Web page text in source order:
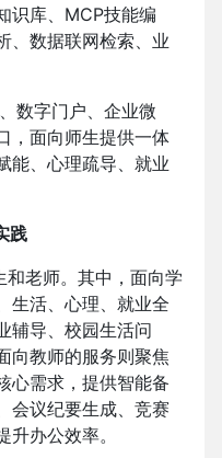
识库、MCP技能编
、数据联网检索、业
数字门户、企业微
，面向师生提供一体
能、心理疏导、就业
践
和老师。其中，面向学
生活、心理、就业全
辅导、校园生活问
向教师的服务则聚焦
心需求，提供智能备
会议纪要生成、竞赛
办公效率。